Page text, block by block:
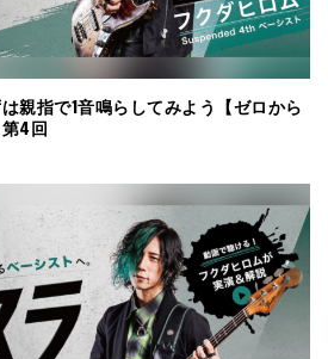
親指で1音鳴らしてみよう【ゼロから
4回